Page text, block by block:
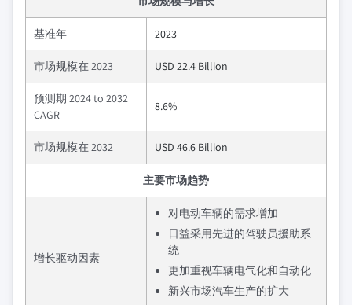
基准年 2023
市场规模在 2023 USD 22.4 Billion
预测期 2024 to 2032
CAGR
8.6%
市场规模在 2032 USD 46.6 Billion
主要市场趋势
增长驱动因素
对电动车辆的需求增加
日益采用先进的驾驶员援助系
统
更加重视车辆电气化和自动化
新兴市场汽车生产的扩大